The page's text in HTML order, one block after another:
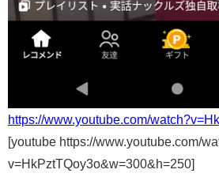
https://www.youtube.com/
[youtube https://www.youtube.com/
v=HkPztTQoy3o&w=300&h=250]